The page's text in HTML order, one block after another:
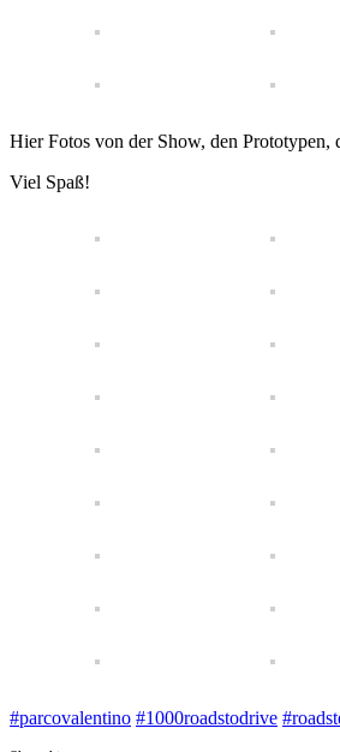
Hier Fotos von der Show, den Prototypen,
Viel Spaß!
#parcovalentino #1000roadstodrive #